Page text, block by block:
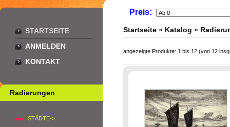
STARTSEITE
ANMELDEN
KONTAKT
Radierungen
STÄDTE->
Preis:
Startseite » Katalog »
angezeigte Produkte: 1 bis 12 (von 12